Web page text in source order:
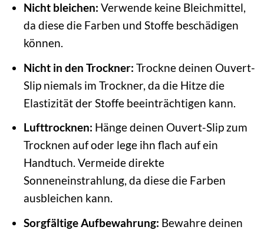
Nicht bleichen: Verwende keine Bleichmittel,
da diese die Farben und Stoffe beschädigen
können.
Nicht in den Trockner: Trockne deinen Ouvert-
Slip niemals im Trockner, da die Hitze die
Elastizität der Stoffe beeinträchtigen kann.
Lufttrocknen: Hänge deinen Ouvert-Slip zum
Trocknen auf oder lege ihn flach auf ein
Handtuch. Vermeide direkte
Sonneneinstrahlung, da diese die Farben
ausbleichen kann.
Sorgfältige Aufbewahrung: Bewahre deinen